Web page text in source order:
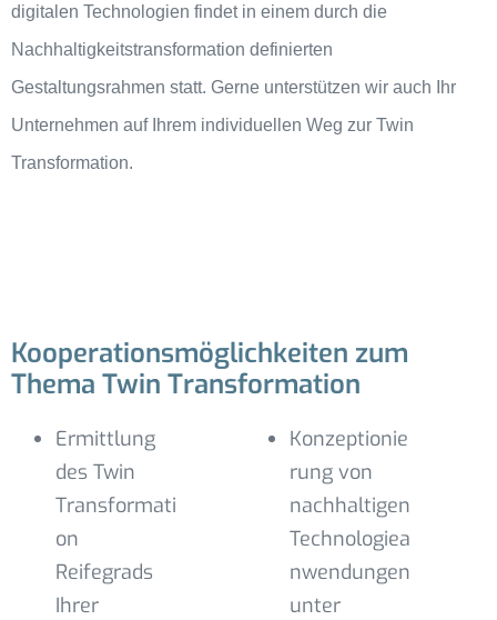
digitalen Technologien findet in einem durch die
Nachhaltigkeitstransformation definierten
Gestaltungsrahmen statt. Gerne unterstützen wir auch Ihr
Unternehmen auf Ihrem individuellen Weg zur Twin
Transformation.
Kooperationsmöglichkeiten zum
Thema Twin Transformation
Ermittlung
des Twin
Transformati
on
Reifegrads
Ihrer
Konzeptionie
rung von
nachhaltigen
Technologiea
nwendungen
unter